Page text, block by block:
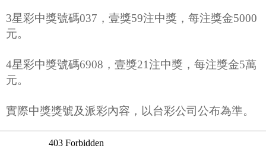
3星彩中獎號碼037，壹獎59注中獎，每注獎金5000
元。
4星彩中獎號碼6908，壹獎21注中獎，每注獎金5萬
元。
實際中獎獎號及派彩內容，以台彩公司公布為準。